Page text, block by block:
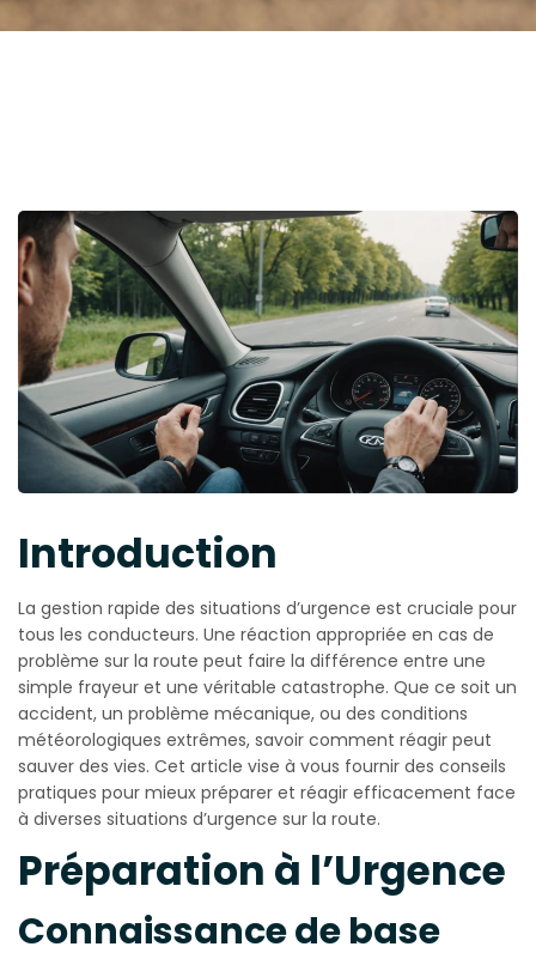
Introduction
La gestion rapide des situations d’urgence est cruciale pour
tous les conducteurs. Une réaction appropriée en cas de
problème sur la route peut faire la différence entre une
simple frayeur et une véritable catastrophe. Que ce soit un
accident, un problème mécanique, ou des conditions
météorologiques extrêmes, savoir comment réagir peut
sauver des vies. Cet article vise à vous fournir des conseils
pratiques pour mieux préparer et réagir efficacement face
à diverses situations d’urgence sur la route.
Préparation à l’Urgence
Connaissance de base